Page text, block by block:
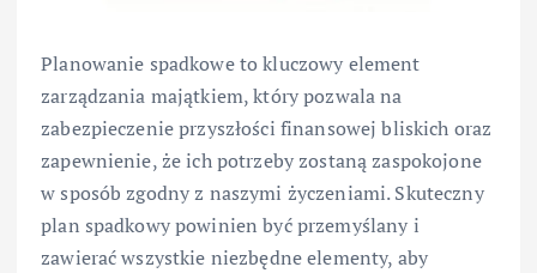
Planowanie spadkowe to kluczowy element
zarządzania majątkiem, który pozwala na
zabezpieczenie przyszłości finansowej bliskich oraz
zapewnienie, że ich potrzeby zostaną zaspokojone
w sposób zgodny z naszymi życzeniami. Skuteczny
plan spadkowy powinien być przemyślany i
zawierać wszystkie niezbędne elementy, aby